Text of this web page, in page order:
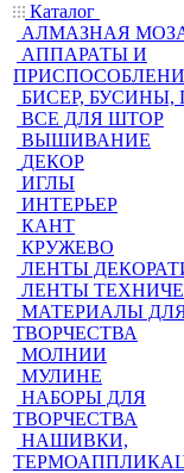
Каталог
АЛМАЗНАЯ
АППАРАТЫ И
БИСЕР, БУСИНЫ,
ВСЕ ДЛЯ ШТОР
ВЫШИВАНИЕ
ДЕКОР
ИГЛЫ
ИНТЕРЬЕР
КАНТ
КРУЖЕВО
ЛЕНТЫ
ЛЕНТЫ
МАТЕРИАЛЫ
ТВОРЧЕСТВА
МОЛНИИ
МУЛИНЕ
НАБОРЫ ДЛЯ
ТВОРЧЕСТВА
НАШИВКИ,